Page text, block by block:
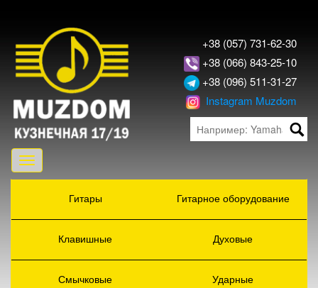
+38 (057) 731-62-30
+38 (066) 843-25-10
+38 (096) 511-31-27
Instagram Muzdom
Toggle
navigation
Гитары
Гитарное оборудование
Клавишные Духовые
Смычковые Ударные